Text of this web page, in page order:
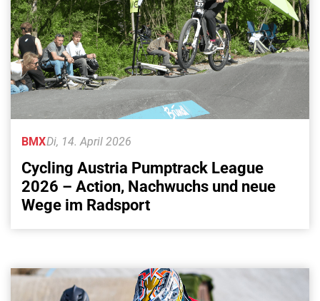
Di, 14. April 2026
BMX
Cycling Austria Pumptrack League
2026 – Action, Nachwuchs und neue
Wege im Radsport